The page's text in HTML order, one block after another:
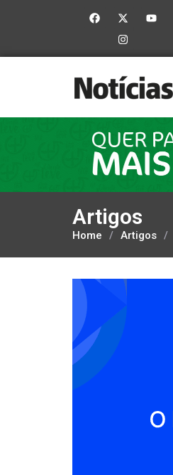
Artigos
Home / Artigos /